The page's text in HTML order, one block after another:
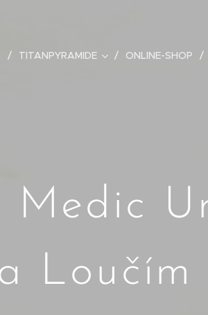
TITANPYRAMIDE ONLINE-SHOP
Medic
Loučím